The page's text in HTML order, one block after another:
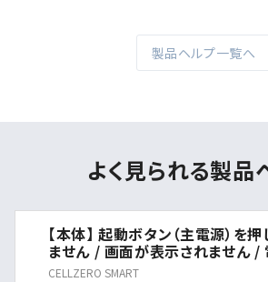
製品ヘルプ一覧へ
よく見られる製品
【本体】 起動ボタン（主電源）を
ません / 画面が表示されません /
CELLZERO SMART